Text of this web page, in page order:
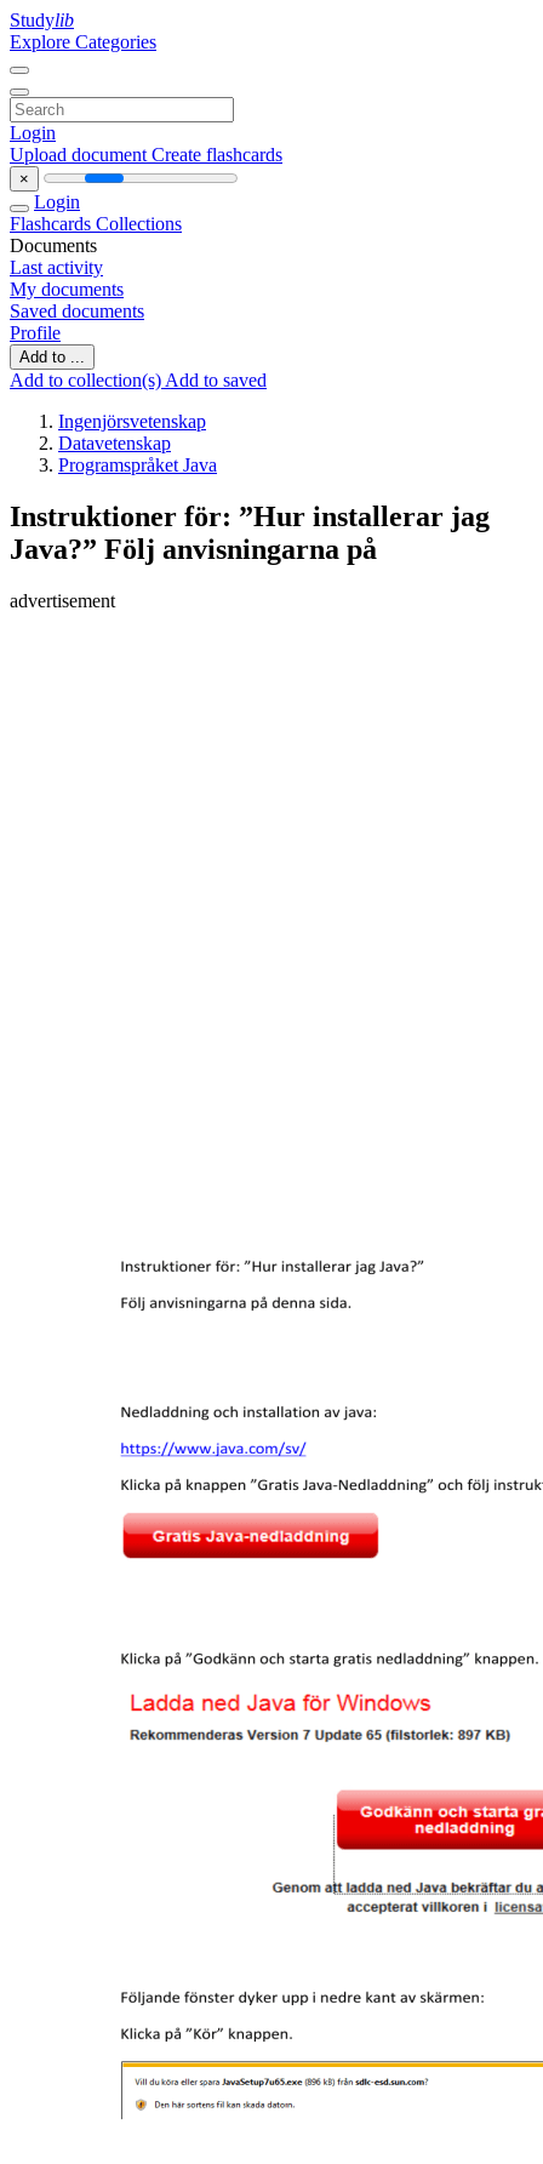
Studylib
Explore Categories
Login
Upload document Create flashcards
×
Login
Flashcards Collections
Documents
Last activity
My documents
Saved documents
Profile
Add to ...
Add to collection(s) Add to saved
Ingenjörsvetenskap
Datavetenskap
Programspråket Java
Instruktioner för: ”Hur installerar jag
Java?” Följ anvisningarna på
advertisement